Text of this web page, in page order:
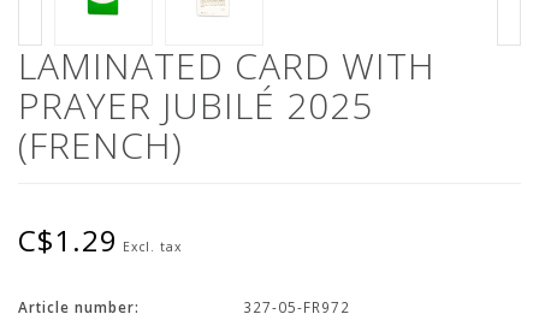
LAMINATED CARD WITH
PRAYER JUBILÉ 2025
(FRENCH)
C$1.29 Excl. tax
Article number:
327-05-FR972